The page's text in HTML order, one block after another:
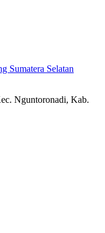
Sumatera Selatan
Nguntoronadi, Kab.